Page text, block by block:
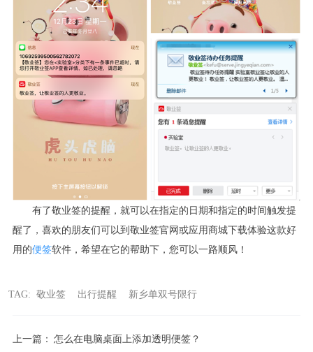
有了敬业签的提醒，就可以在指定的日期和指定的时间触发提
醒了，喜欢的朋友们可以到敬业签官网或应用商城下载体验这款好
用的便签软件，希望在它的帮助下，您可以一路顺风！
TAG: 敬业签 出行提醒 新乡单双号限行
上一篇： 怎么在电脑桌面上添加透明便签？